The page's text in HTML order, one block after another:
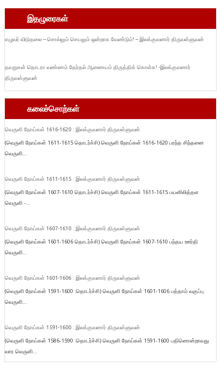
இதழுரைகள்
எழுவர் விடுதலை – சொல்லும் செயலும் ஒன்றாக வேண்டும்! – இலக்குவனார் திருவள்ளுவன்
தவறுகள் தொடரா வண்ணம் தேர்தல் ஆணையம் திருத்திக் கொள்க! -இலக்குவனார்
திருவள்ளுவன்
கலைச்சொற்கள்
வெருளி நோய்கள் 1616-1620 : இலக்குவனார் திருவள்ளுவன்
(வெருளி நோய்கள் 1611-1615 தொடர்ச்சி) வெருளி நோய்கள் 1616-1620 பரந்த சிந்தனை
வெருளி...
வெருளி நோய்கள் 1611-1615 : இலக்குவனார் திருவள்ளுவன்
(வெருளி நோய்கள் 1607-1610 தொடர்ச்சி) வெருளி நோய்கள் 1611-1615 பயனிலித்தள
வெருளி -...
வெருளி நோய்கள் 1607-1610 : இலக்குவனார் திருவள்ளுவன்
(வெருளி நோய்கள் 1601-1606 தொடர்ச்சி) வெருளி நோய்கள் 1607-1610 பந்தய ஊர்தி
வெருளி...
வெருளி நோய்கள் 1601-1606 : இலக்குவனார் திருவள்ளுவன்
(வெருளி நோய்கள் 1591-1600 :தொடர்ச்சி) வெருளி நோய்கள் 1601-1606 பத்தாம் வகுப்பு
வெருளி...
வெருளி நோய்கள் 1591-1600 : இலக்குவனார் திருவள்ளுவன்
(வெருளி நோய்கள் 1586-1590 :தொடர்ச்சி) வெருளி நோய்கள் 1591-1600 பதினொன்றாவது
வார வெருளி...